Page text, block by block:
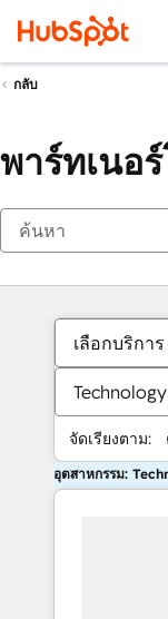
กลับ
พาร์ทเนอ
เลือกบริการ
จัดเรียงตาม:
อุตสาหกรรม: